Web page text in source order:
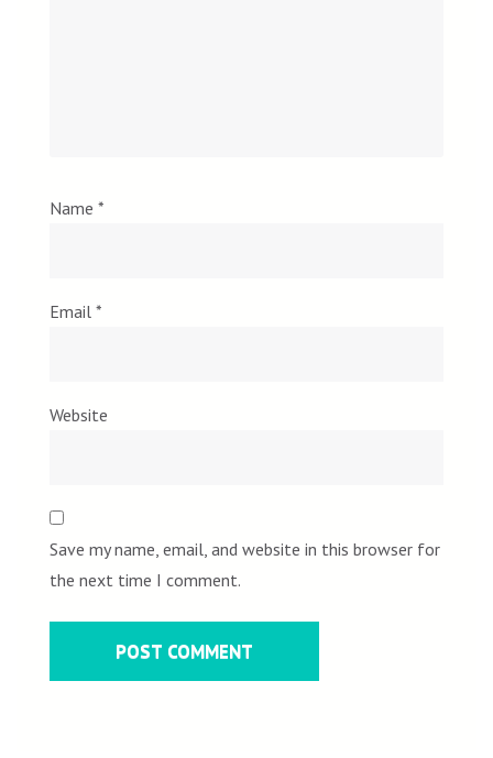
Name *
Email *
Website
Save my name, email, and website in this browser for
the next time I comment.